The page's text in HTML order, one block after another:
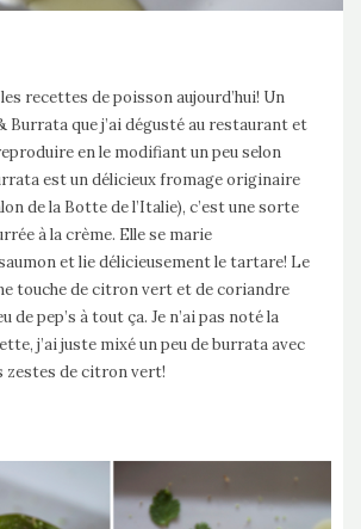
recettes de poisson aujourd’hui! Un
Burrata que j’ai dégusté au restaurant et
en le modifiant un peu selon
est un délicieux fromage originaire
de la Botte de l’Italie), c’est une sorte
à la crème. Elle se marie
et lie délicieusement le tartare! Le
touche de citron vert et de coriandre
de pep’s à tout ça. Je n’ai pas noté la
j’ai juste mixé un peu de burrata avec
zestes de citron vert!